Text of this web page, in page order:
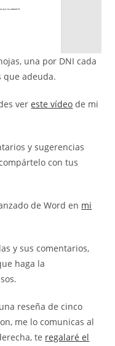
una por DNI cada
que adeuda.
vereste vídeo de mi
y sugerencias
con tus
de Word en mi
y sus comentarios,
haga la
reseña de cinco
me lo comunicas al
te regalaré el